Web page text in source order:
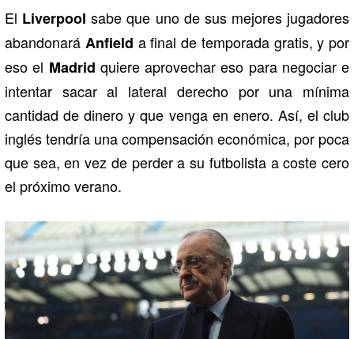
El Liverpool sabe que uno de sus mejores jugadores
abandonará Anfield a final de temporada gratis, y por
eso el Madrid quiere aprovechar eso para negociar e
intentar sacar al lateral derecho por una mínima
cantidad de dinero y que venga en enero. Así, el club
inglés tendría una compensación económica, por poca
que sea, en vez de perder a su futbolista a coste cero
el próximo verano.